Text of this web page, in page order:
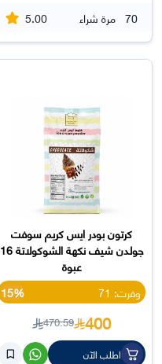
70 مرة شراء 5.00
كرتون بودر ايس كريم سوفت
جولدن شيف نكهة الشوكولاتة 16
عبوة
وفرت: 71
15%
400
470.59
اطلب الآن